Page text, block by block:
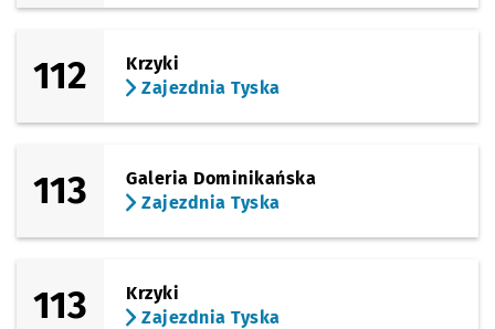
112
Krzyki
Zajezdnia Tyska
113
Galeria Dominikańska
Zajezdnia Tyska
113
Krzyki
Zajezdnia Tyska